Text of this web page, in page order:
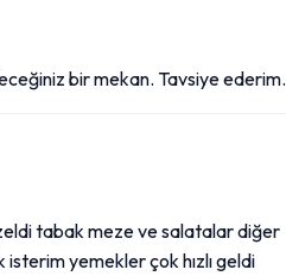
bir mekan. Tavsiye ederim.
tabak meze ve salatalar diğer
yemekler çok hızlı geldi